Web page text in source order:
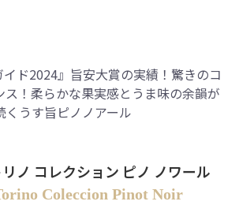
イド2024』旨安大賞の実績！ 驚きのコ
ス！柔らかな果実感とうま味の余韻が
くうす旨ピノノアール
ノ コレクション ピノ ノワール
Coleccion Pinot Noir